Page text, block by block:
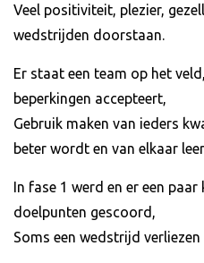
Veel positiviteit, plezier,
wedstrijden doorstaan.
Er staat een team op het
beperkingen accepteert,
Gebruik maken van ieders
beter wordt en van elkaar
In fase 1 werd en er een paar
doelpunten gescoord,
Soms een wedstrijd